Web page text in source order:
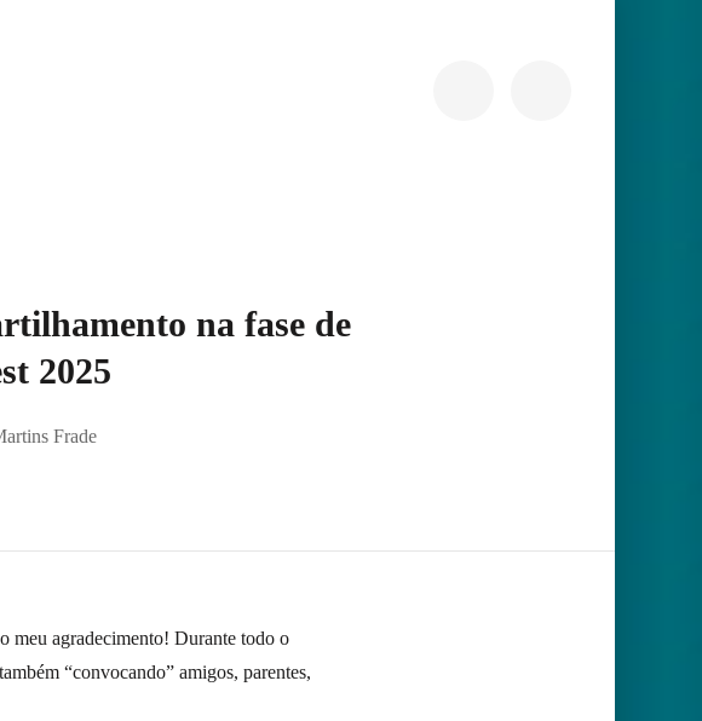
na fase de
2025
Frade
meu agradecimento! Durante todo o
“convocando” amigos, parentes,